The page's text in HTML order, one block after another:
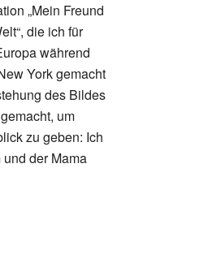
„Mein Freund
die ich für
während
York gemacht
des Bildes
um
zu geben: Ich
der Mama